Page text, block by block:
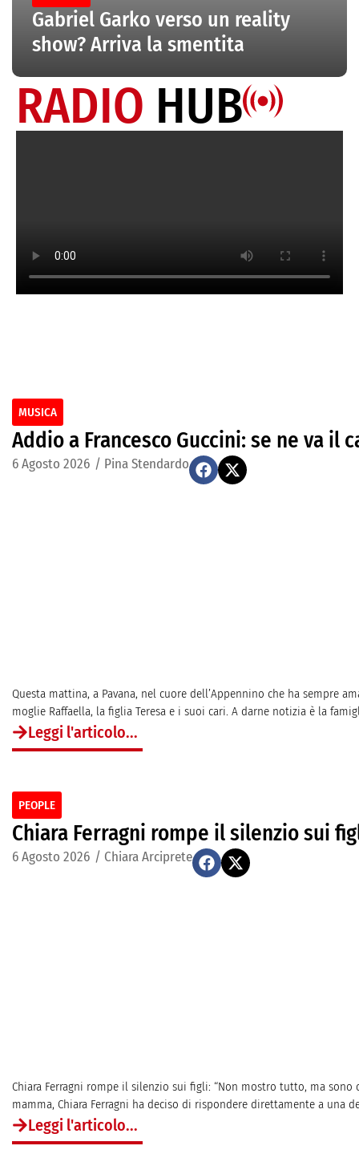
Gabriel Garko verso un reality
show? Arriva la smentita
RADIO HUB
MUSICA
Addio a Francesco Guccini: se ne va il
6 Agosto 2026 / Pina Stendardo
Questa mattina, a Pavana, nel cuore dell’Appennino che ha sempre
moglie Raffaella, la figlia Teresa e i suoi cari. A darne notizia è la
Leggi l'articolo...
PEOPLE
Chiara Ferragni rompe il silenzio sui
6 Agosto 2026 / Chiara Arciprete
Chiara Ferragni rompe il silenzio sui figli: “Non mostro tutto, ma
mamma, Chiara Ferragni ha deciso di rispondere direttamente a
Leggi l'articolo...